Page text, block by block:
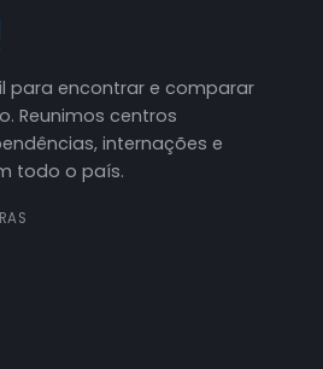
para encontrar e comparar
Reunimos centros
internações e
todo o país.